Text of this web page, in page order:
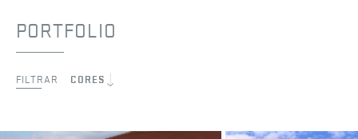
PORTFOLIO
FILTRAR CORES